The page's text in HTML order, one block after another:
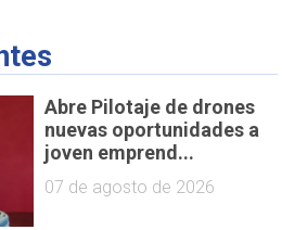
Abre Pilotaje de drones
nuevas oportunidades a
joven emprend...
07 de agosto de 2026